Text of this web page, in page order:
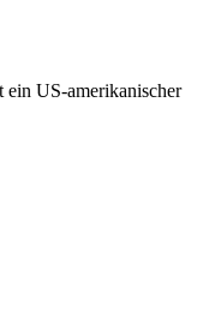
ein US-amerikanischer